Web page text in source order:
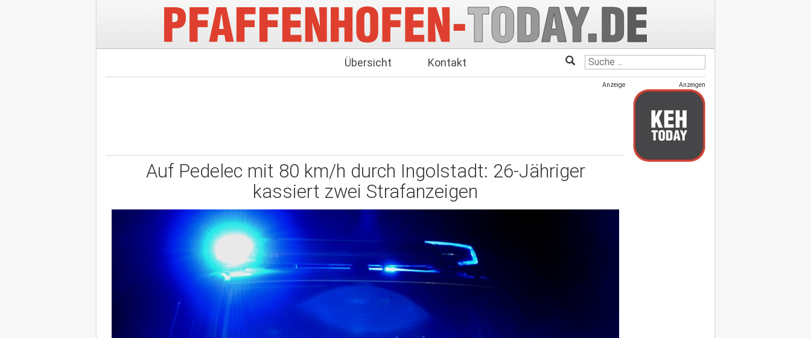
Übersicht Kontakt
Anzeige
Auf Pedelec mit 80 km/h durch Ingolstadt: 26-Jähriger
kassiert zwei Strafanzeigen
Anzeigen